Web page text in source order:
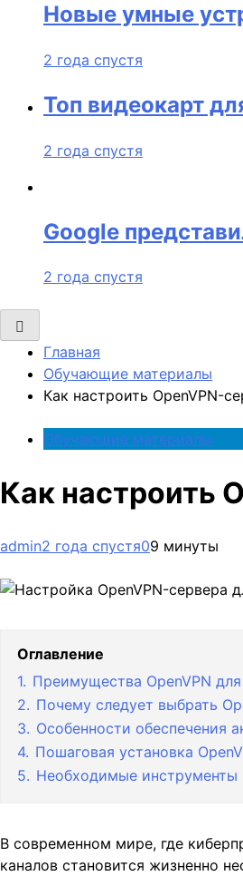
Новые умные
2 года спустя
Топ видеокарт
2 года спустя
Google
2 года спустя
Главная
Обучающие материалы
Как настроить OpenVPN-
Обучающие материалы
Как настроить
admin2 года спустя09 минуты
Оглавление
1. Преимущества OpenVPN
2. Почему следует выбрать
3. Особенности обеспечения
4. Пошаговая установка
5. Необходимые
В современном мире, где
каналов становится жизненно